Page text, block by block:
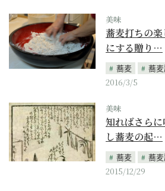
美味
蕎麦打ちの
にする贈り…
蕎麦
蕎
2016/3/5
美味
知ればさら
し蕎麦の起…
蕎麦
蕎
2015/12/29